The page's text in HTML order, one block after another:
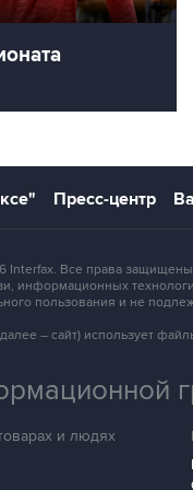
Пресс-центр
Interfax. Все права
информационных
пользования и не
– сайт) использует
и людях